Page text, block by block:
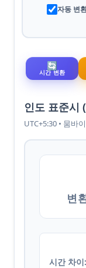
자동 변
🔄
시간 변환
인도 표준시
UTC+5:30 • 뭄바
변
시간 차이: